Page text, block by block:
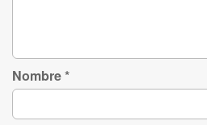
Nombre*